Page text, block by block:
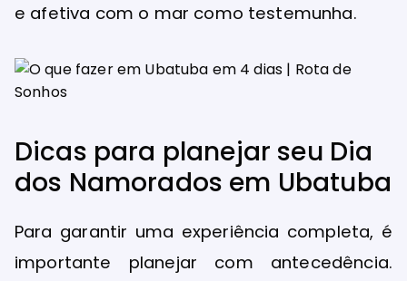
e afetiva com o mar como testemunha.
Dicas para planejar seu Dia
dos Namorados em Ubatuba
Para garantir uma experiência completa, é
importante planejar com antecedência.